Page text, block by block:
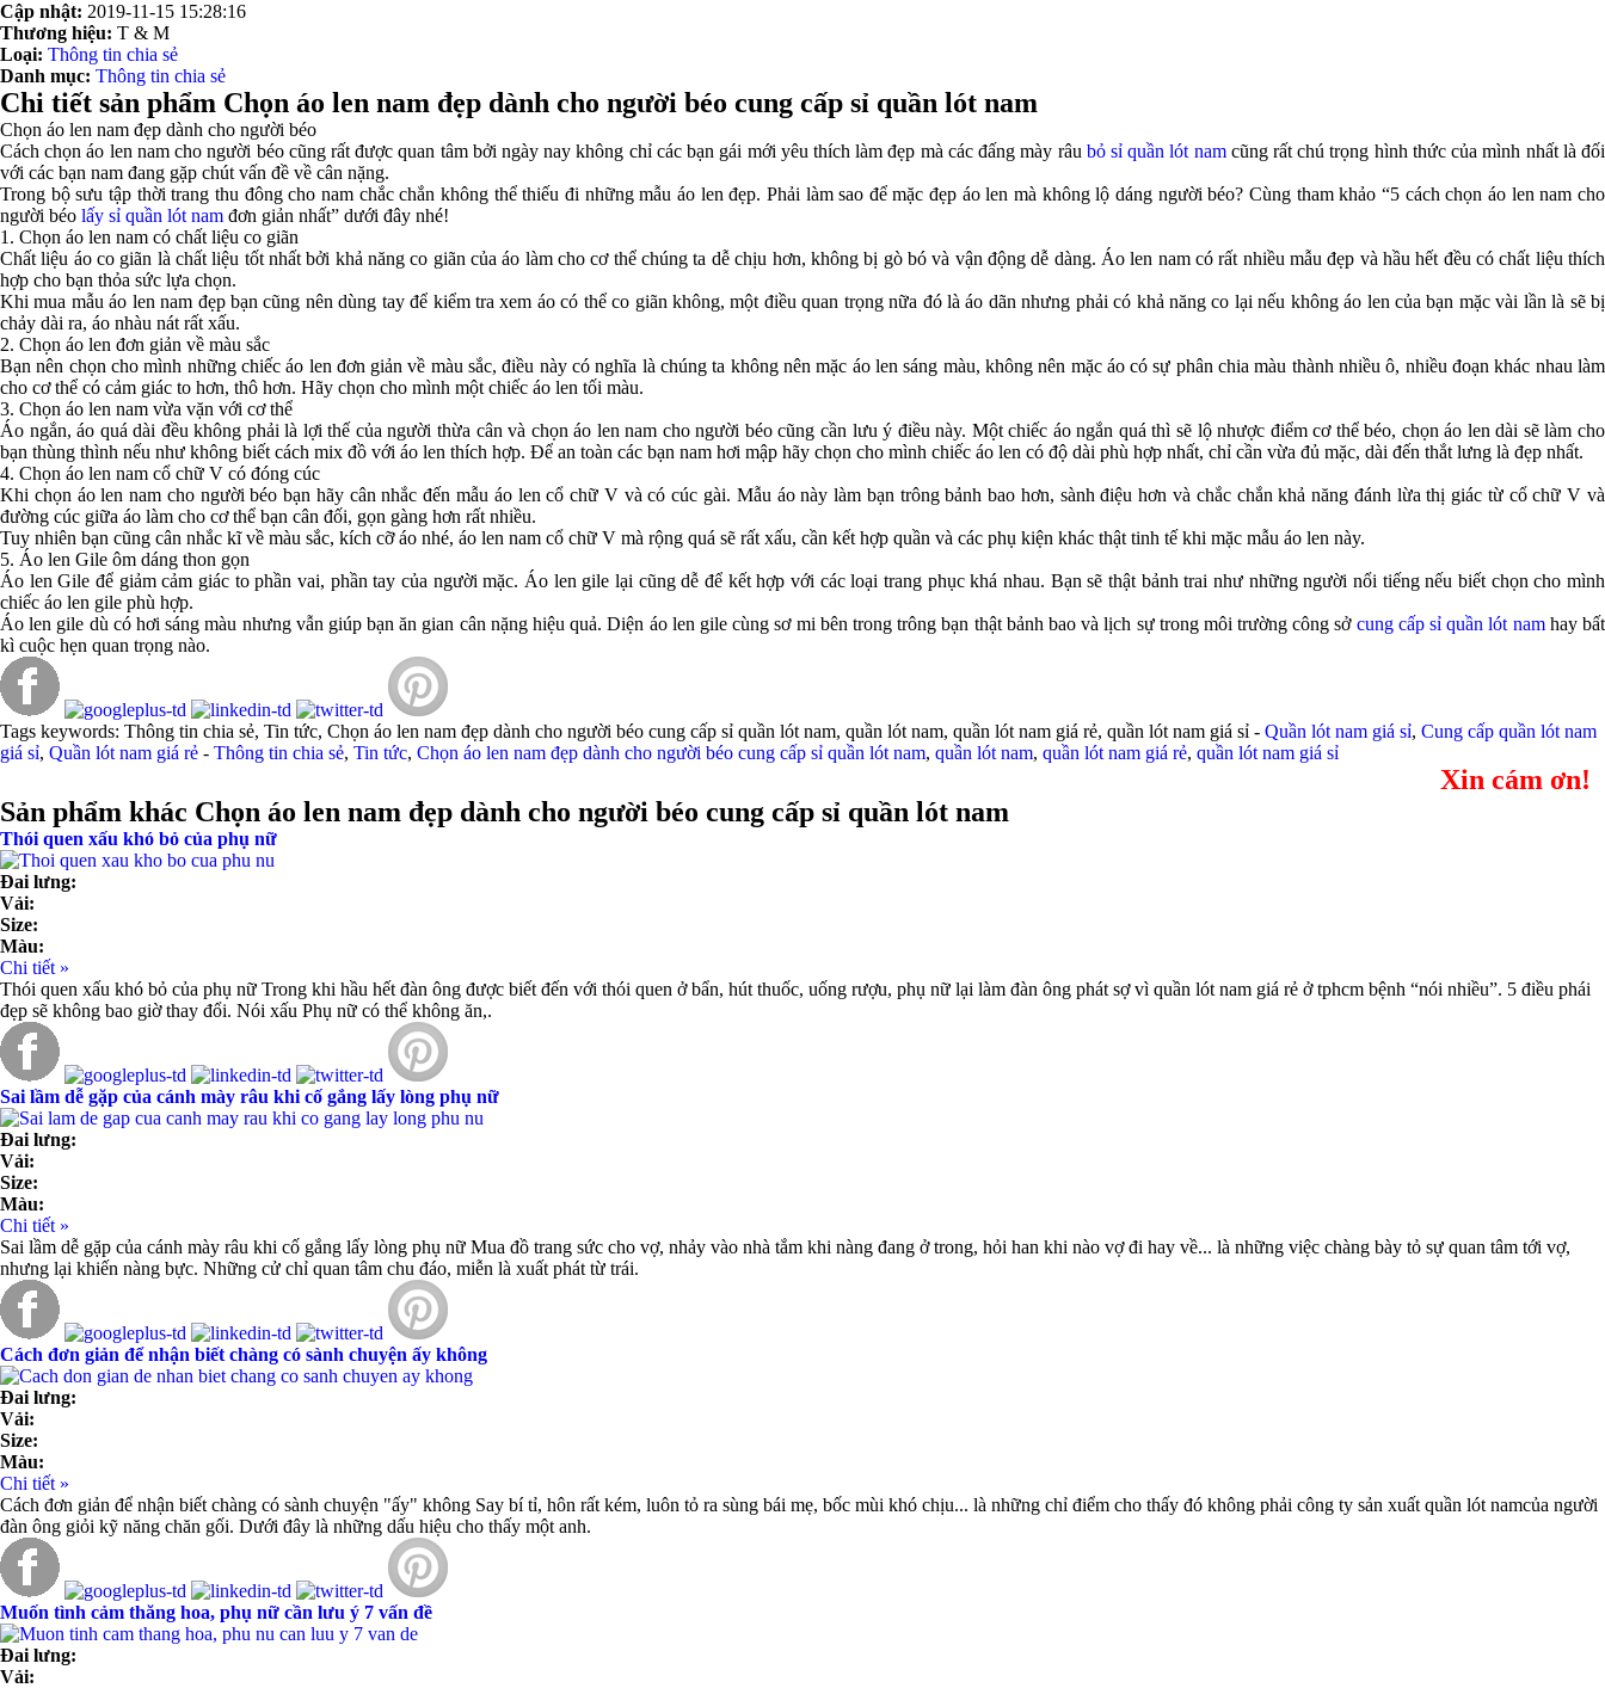
Cập nhật: 2019-11-15 15:28:16
Thương hiệu: T & M
Loại: Thông tin chia sẻ
Danh mục: Thông tin chia sẻ
Chi tiết sản phẩm Chọn áo len nam đẹp dành cho người béo cung cấp sỉ quần lót nam
Chọn áo len nam đẹp dành cho người béo
Cách chọn áo len nam cho người béo cũng rất được quan tâm bởi ngày nay không chỉ các bạn gái mới yêu thích làm đẹp mà các đấng mày râu bỏ sỉ quần lót namcũng rất chú trọng hình thức của mình nhất là đối
với các bạn nam đang gặp chút vấn đề về cân nặng.
Trong bộ sưu tập thời trang thu đông cho nam chắc chắn không thể thiếu đi những mẫu áo len đẹp. Phải làm sao để mặc đẹp áo len mà không lộ dáng người béo? Cùng tham khảo “5 cách chọn áo len nam cho
người béo lấy sỉ quần lót nam đơn giản nhất” dưới đây nhé!
1. Chọn áo len nam có chất liệu co giãn
Chất liệu áo co giãn là chất liệu tốt nhất bởi khả năng co giãn của áo làm cho cơ thể chúng ta dễ chịu hơn, không bị gò bó và vận động dễ dàng. Áo len nam có rất nhiều mẫu đẹp và hầu hết đều có chất liệu thích
hợp cho bạn thỏa sức lựa chọn.
Khi mua mẫu áo len nam đẹp bạn cũng nên dùng tay để kiểm tra xem áo có thể co giãn không, một điều quan trọng nữa đó là áo dãn nhưng phải có khả năng co lại nếu không áo len của bạn mặc vài lần là sẽ bị
chảy dài ra, áo nhàu nát rất xấu.
2. Chọn áo len đơn giản về màu sắc
Bạn nên chọn cho mình những chiếc áo len đơn giản về màu sắc, điều này có nghĩa là chúng ta không nên mặc áo len sáng màu, không nên mặc áo có sự phân chia màu thành nhiều ô, nhiều đoạn khác nhau làm
cho cơ thể có cảm giác to hơn, thô hơn. Hãy chọn cho mình một chiếc áo len tối màu.
3. Chọn áo len nam vừa vặn với cơ thể
Áo ngắn, áo quá dài đều không phải là lợi thế của người thừa cân và chọn áo len nam cho người béo cũng cần lưu ý điều này. Một chiếc áo ngắn quá thì sẽ lộ nhược điểm cơ thể béo, chọn áo len dài sẽ làm cho
bạn thùng thình nếu như không biết cách mix đồ với áo len thích hợp. Để an toàn các bạn nam hơi mập hãy chọn cho mình chiếc áo len có độ dài phù hợp nhất, chỉ cần vừa đủ mặc, dài đến thắt lưng là đẹp nhất.
4. Chọn áo len nam cổ chữ V có đóng cúc
Khi chọn áo len nam cho người béo bạn hãy cân nhắc đến mẫu áo len cổ chữ V và có cúc gài. Mẫu áo này làm bạn trông bảnh bao hơn, sành điệu hơn và chắc chắn khả năng đánh lừa thị giác từ cổ chữ V và
đường cúc giữa áo làm cho cơ thể bạn cân đối, gọn gàng hơn rất nhiều.
Tuy nhiên bạn cũng cân nhắc kĩ về màu sắc, kích cỡ áo nhé, áo len nam cổ chữ V mà rộng quá sẽ rất xấu, cần kết hợp quần và các phụ kiện khác thật tinh tế khi mặc mẫu áo len này.
5. Áo len Gile ôm dáng thon gọn
Áo len Gile để giảm cảm giác to phần vai, phần tay của người mặc. Áo len gile lại cũng dễ để kết hợp với các loại trang phục khá nhau. Bạn sẽ thật bảnh trai như những người nổi tiếng nếu biết chọn cho mình
chiếc áo len gile phù hợp.
Áo len gile dù có hơi sáng màu nhưng vẫn giúp bạn ăn gian cân nặng hiệu quả. Diện áo len gile cùng sơ mi bên trong trông bạn thật bảnh bao và lịch sự trong môi trường công sở cung cấp sỉ quần lót namhay bất
kì cuộc hẹn quan trọng nào.
Tags keywords: Thông tin chia sẻ, Tin tức, Chọn áo len nam đẹp dành cho người béo cung cấp sỉ quần lót nam, quần lót nam, quần lót nam giá rẻ, quần lót nam giá sỉ - Quần lót nam giá sỉ, Cung cấp quần lót nam
giá sỉ, Quần lót nam giá rẻ - Thông tin chia sẻ, Tin tức, Chọn áo len nam đẹp dành cho người béo cung cấp sỉ quần lót nam, quần lót nam, quần lót nam giá rẻ, quần lót nam giá sỉ
Xin cám ơn!
Sản phẩm khác Chọn áo len nam đẹp dành cho người béo cung cấp sỉ quần lót nam
Thói quen xấu khó bỏ của phụ nữ
Đai lưng:
Vải:
Size:
Màu:
Chi tiết »
Thói quen xấu khó bỏ của phụ nữ Trong khi hầu hết đàn ông được biết đến với thói quen ở bẩn, hút thuốc, uống rượu, phụ nữ lại làm đàn ông phát sợ vì quần lót nam giá rẻ ở tphcm bệnh “nói nhiều”. 5 điều phái
đẹp sẽ không bao giờ thay đổi. Nói xấu Phụ nữ có thể không ăn,.
Sai lầm dễ gặp của cánh mày râu khi cố gắng lấy lòng phụ nữ
Đai lưng:
Vải:
Size:
Màu:
Chi tiết »
Sai lầm dễ gặp của cánh mày râu khi cố gắng lấy lòng phụ nữ Mua đồ trang sức cho vợ, nhảy vào nhà tắm khi nàng đang ở trong, hỏi han khi nào vợ đi hay về... là những việc chàng bày tỏ sự quan tâm tới vợ,
nhưng lại khiến nàng bực. Những cử chỉ quan tâm chu đáo, miễn là xuất phát từ trái.
Cách đơn giản để nhận biết chàng có sành chuyện ấy không
Đai lưng:
Vải:
Size:
Màu:
Chi tiết »
Cách đơn giản để nhận biết chàng có sành chuyện "ấy" không Say bí tỉ, hôn rất kém, luôn tỏ ra sùng bái mẹ, bốc mùi khó chịu... là những chỉ điểm cho thấy đó không phải công ty sản xuất quần lót namcủa người
đàn ông giỏi kỹ năng chăn gối. Dưới đây là những dấu hiệu cho thấy một anh.
Muốn tình cảm thăng hoa, phụ nữ cần lưu ý 7 vấn đề
Đai lưng:
Vải: